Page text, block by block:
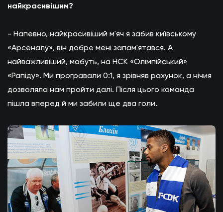
найкрасивішим?
- Напевно, найкрасивіший м'яч я забив київському
«Арсеналу», він добре мені запам'ятався. А
найважливіший, мабуть, на НСК «Олімпійський»
«Рапіду». Ми програвали 0:1, я зрівняв рахунок, а нічия
дозволяла нам пройти далі. Після цього команда
пішла вперед й ми забили ще два голи.